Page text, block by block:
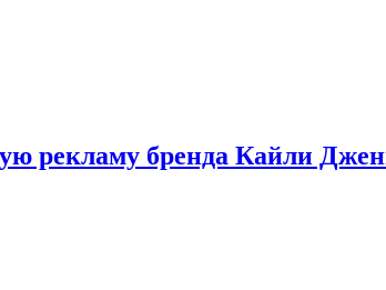
рекламу бренда Кайли